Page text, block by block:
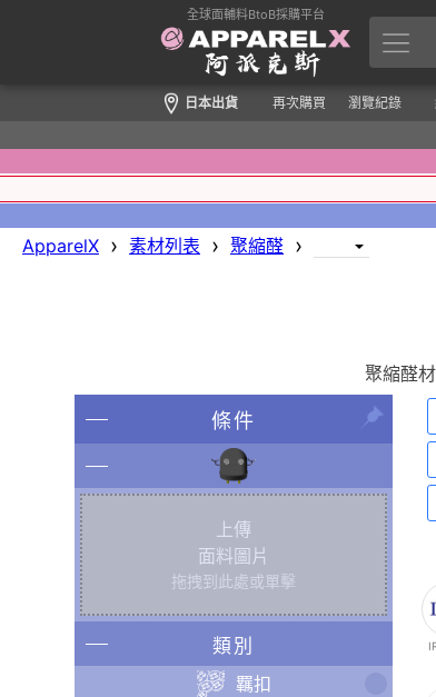
全球面輔料BtoB採購平台
日本出貨 再次購買 瀏覽紀錄
ApparelX › 素材列表 › 聚縮醛 ›
聚縮醛
條件
上傳
面料圖片
拖拽到此處或單擊
類別
羈扣